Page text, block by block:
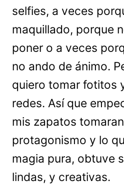
selfies, a veces
maquillado, porque
poner o a veces
no ando de ánimo.
quiero tomar fotitos
redes. Así que
mis zapatos
protagonismo y lo
magia pura, obtuve
lindas, y creativas.